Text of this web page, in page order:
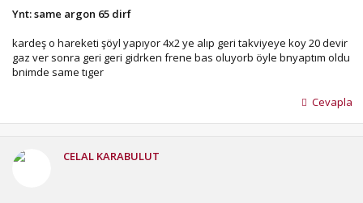
Ynt: same argon 65 dirf
kardeş o hareketi şöyl yapıyor 4x2 ye alıp geri takviyeye koy 20 devir
gaz ver sonra geri geri gidrken frene bas oluyorb öyle bnyaptım oldu
bnimde same tıger
Cevapla
CELAL KARABULUT